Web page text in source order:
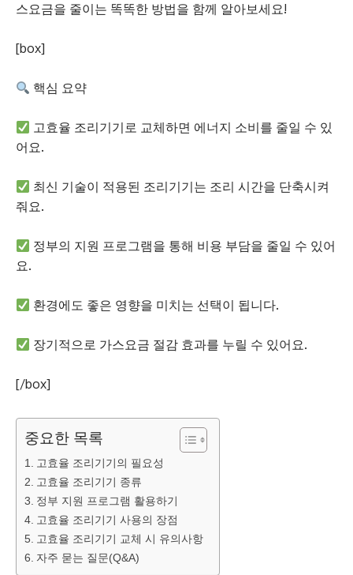
스요금을 줄이는 똑똑한 방법을 함께 알아보세요!
[box]
핵심 요약
고효율 조리기기로 교체하면 에너지 소비를 줄일 수 있
어요.
최신 기술이 적용된 조리기기는 조리 시간을 단축시켜
줘요.
정부의 지원 프로그램을 통해 비용 부담을 줄일 수 있어
요.
환경에도 좋은 영향을 미치는 선택이 됩니다.
장기적으로 가스요금 절감 효과를 누릴 수 있어요.
[/box]
중요한 목록
고효율 조리기기의 필요성
고효율 조리기기 종류
정부 지원 프로그램 활용하기
고효율 조리기기 사용의 장점
고효율 조리기기 교체 시 유의사항
자주 묻는 질문(Q&A)